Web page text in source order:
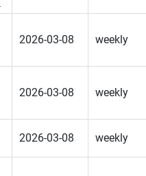
2026-03-08 weekly
2026-03-08 weekly
2026-03-08 weekly